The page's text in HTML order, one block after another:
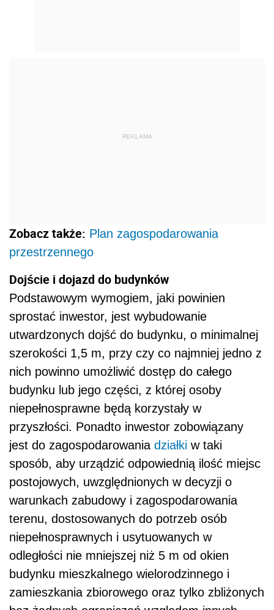
REKLAMA
Zobacz także: Plan zagospodarowania
przestrzennego
Dojście i dojazd do budynków
Podstawowym wymogiem, jaki powinien
sprostać inwestor, jest wybudowanie
utwardzonych dojść do budynku, o minimalnej
szerokości 1,5 m, przy czy co najmniej jedno z
nich powinno umożliwić dostęp do całego
budynku lub jego części, z której osoby
niepełnosprawne będą korzystały w
przyszłości. Ponadto inwestor zobowiązany
jest do zagospodarowania działki w taki
sposób, aby urządzić odpowiednią ilość miejsc
postojowych, uwzględnionych w decyzji o
warunkach zabudowy i zagospodarowania
terenu, dostosowanych do potrzeb osób
niepełnosprawnych i usytuowanych w
odległości nie mniejszej niż 5 m od okien
budynku mieszkalnego wielorodzinnego i
zamieszkania zbiorowego oraz tylko zbliżonych